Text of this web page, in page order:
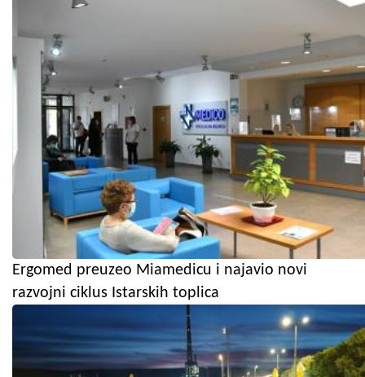
Ergomed preuzeo Miamedicu i najavio novi
razvojni ciklus Istarskih toplica